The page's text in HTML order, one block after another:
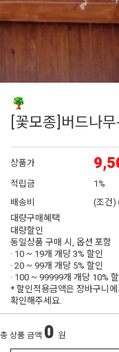
10 해
[꽃모종]버드나
상품가
적립금
1%
배송비
(조건)
대량구매혜택
대량할인
동일상품 구매 시, 옵션 포함
· 10 ~ 19개 개당3% 할인
· 20 ~ 99개 개당 5% 할인
· 100 ~ 99999개 개당 10%
* 할인적용금액은 장바구니
확인해주세요.
총 상품 금액 0 원